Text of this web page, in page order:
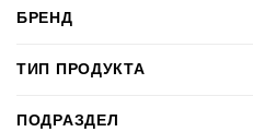
БРЕНД
ТИП ПРОДУКТА
ПОДРАЗДЕЛ